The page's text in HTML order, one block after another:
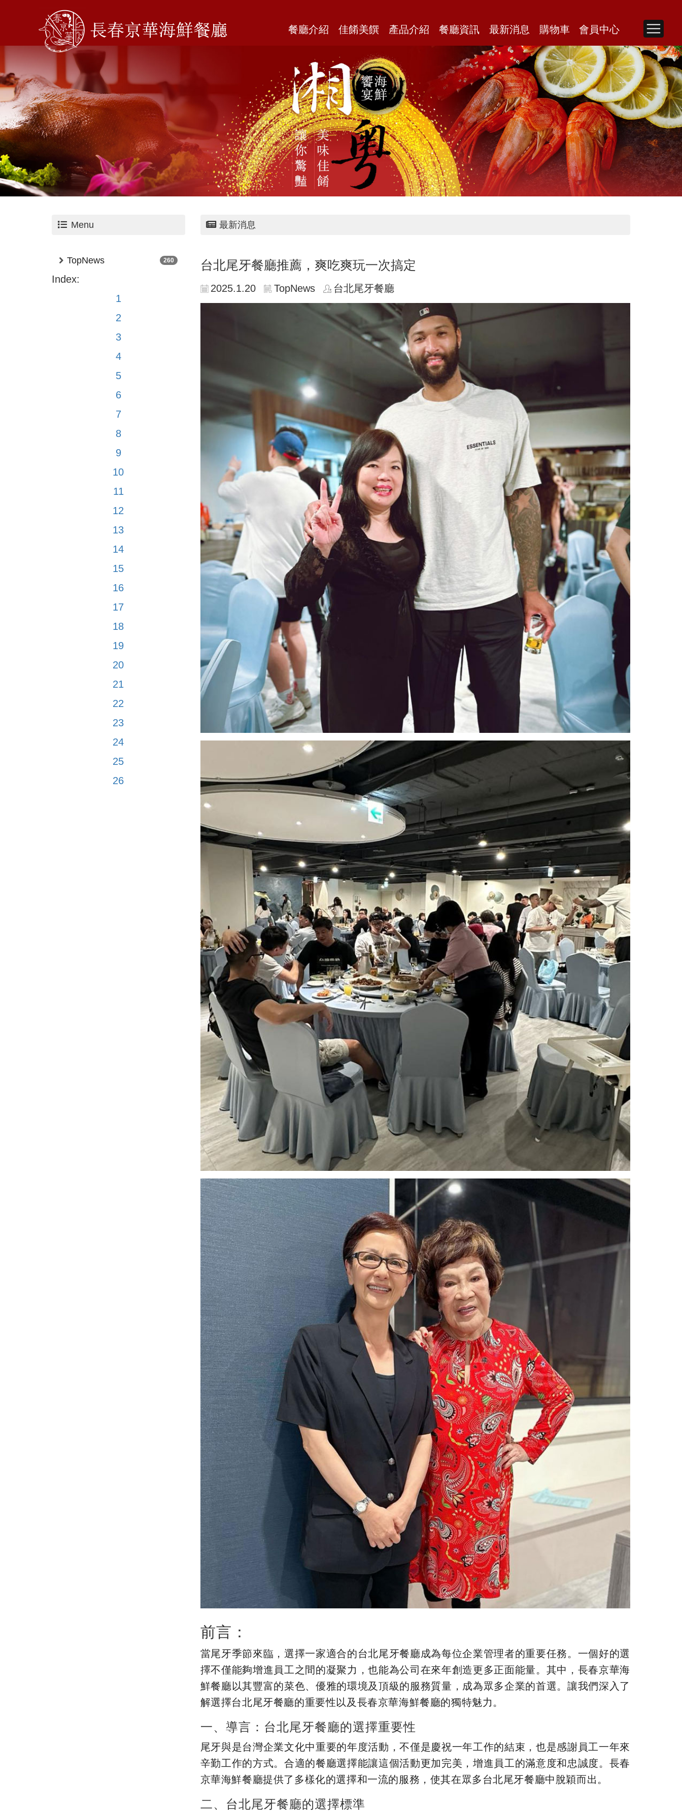
餐廳介紹 佳餚美饌 產品介紹 餐廳資訊 最新消息 購物車 會員中心
Menu
TopNews 260
Index:
1
2
3
4
5
6
7
8
9
10
11
12
13
14
15
16
17
18
19
20
21
22
23
24
25
26
最新消息
台北尾牙餐廳推薦，爽吃爽玩一次搞定
2025.1.20 TopNews 台北尾牙餐廳
前言：
當尾牙季節來臨，選擇一家適合的台北尾牙餐廳成為每位企業管理者的重要任務。一個好的選
擇不僅能夠增進員工之間的凝聚力，也能為公司在來年創造更多正面能量。其中，長春京華海
鮮餐廳以其豐富的菜色、優雅的環境及頂級的服務質量，成為眾多企業的首選。讓我們深入了
解選擇台北尾牙餐廳的重要性以及長春京華海鮮餐廳的獨特魅力。
一、導言：台北尾牙餐廳的選擇重要性
尾牙與是台灣企業文化中重要的年度活動，不僅是慶祝一年工作的結束，也是感謝員工一年來
辛勤工作的方式。合適的餐廳選擇能讓這個活動更加完美，增進員工的滿意度和忠誠度。長春
京華海鮮餐廳提供了多樣化的選擇和一流的服務，使其在眾多台北尾牙餐廳中脫穎而出。
二、台北尾牙餐廳的選擇標準